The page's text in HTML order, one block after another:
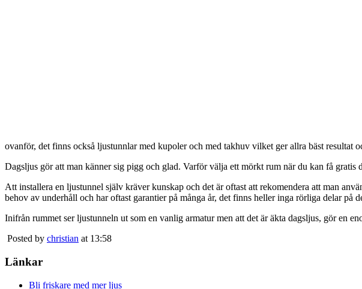
ovanför, det finns också ljustunnlar med kupoler och med takhuv vilket ger allra bäst resultat
Dagsljus gör att man känner sig pigg och glad. Varför välja ett mörkt rum när du kan få gratis
Att installera en ljustunnel själv kräver kunskap och det är oftast att rekomendera att man
behov av underhåll och har oftast garantier på många år, det finns heller inga rörliga delar på
Inifrån rummet ser ljustunneln ut som en vanlig armatur men att det är äkta dagsljus, gör en
Posted by christian at 13:58
Länkar
Bli friskare med mer ljus